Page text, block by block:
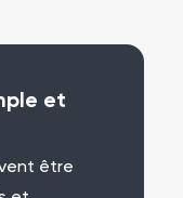
et
être